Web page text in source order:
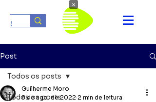
Post
Todos os posts
Todos os posts
Guilherme Moro
8 de ago. de 2022 2 min de leitura
×